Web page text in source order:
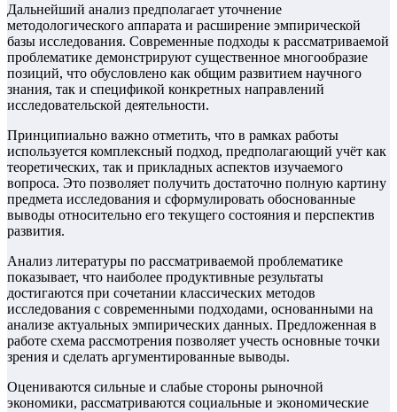
Дальнейший анализ предполагает уточнение
методологического аппарата и расширение эмпирической
базы исследования. Современные подходы к рассматриваемой
проблематике демонстрируют существенное многообразие
позиций, что обусловлено как общим развитием научного
знания, так и спецификой конкретных направлений
исследовательской деятельности.
Принципиально важно отметить, что в рамках работы
используется комплексный подход, предполагающий учёт как
теоретических, так и прикладных аспектов изучаемого
вопроса. Это позволяет получить достаточно полную картину
предмета исследования и сформулировать обоснованные
выводы относительно его текущего состояния и перспектив
развития.
Анализ литературы по рассматриваемой проблематике
показывает, что наиболее продуктивные результаты
достигаются при сочетании классических методов
исследования с современными подходами, основанными на
анализе актуальных эмпирических данных. Предложенная в
работе схема рассмотрения позволяет учесть основные точки
зрения и сделать аргументированные выводы.
Оцениваются сильные и слабые стороны рыночной
экономики, рассматриваются социальные и экономические